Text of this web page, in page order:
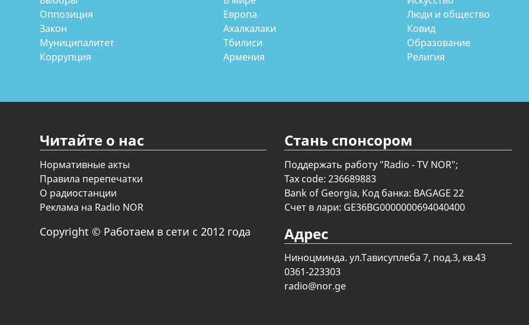
Оппозиция
Закон
Муниципалитет
Коррупция
Европа
Ахалкалаки
Тбилиси
Армения
Люди и общество
Ковид
Образование
Религия
Читайте о нас
Нормативные акты
Правила перепечатки
О радиостанции
Реклама на Radio NOR
Copyright © Работаем в сети с 2012 года
Стань спонсором
Поддержать работу "Radio - TV NOR";
Tax code: 236689883
Bank of Georgia, Код банка: BAGAGE 22
Счет в лари: GE36BG0000000694040400
Адрес
Ниноцминда. ул.Тависуплеба 7, под.3, кв.43
0361-223303
radio@nor.ge